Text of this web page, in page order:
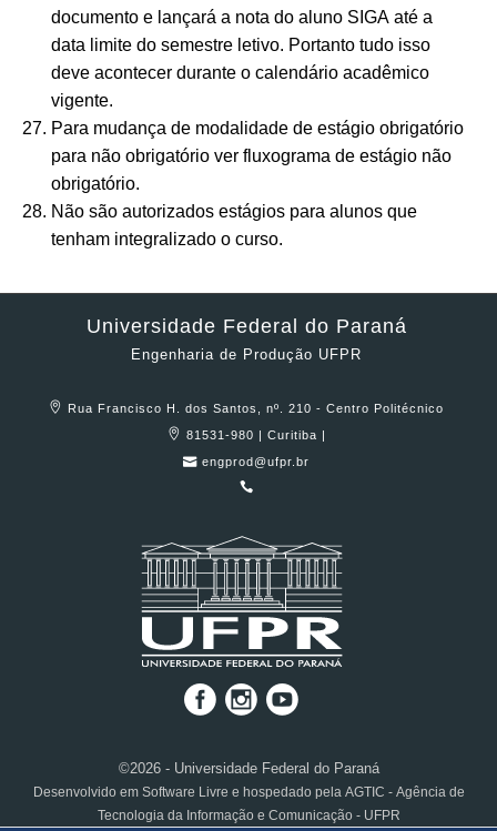
documento e lançará a nota do aluno SIGA até a
data limite do semestre letivo. Portanto tudo isso
deve acontecer durante o calendário acadêmico
vigente.
Para mudança de modalidade de estágio obrigatório
para não obrigatório ver fluxograma de estágio não
obrigatório.
Não são autorizados estágios para alunos que
tenham integralizado o curso.
Universidade Federal do Paraná
Engenharia de Produção UFPR
Rua Francisco H. dos Santos, nº. 210 - Centro Politécnico
81531-980 | Curitiba |
engprod@ufpr.br
©2026 - Universidade Federal do Paraná
Desenvolvido em Software Livre e hospedado pela AGTIC - Agência de
Tecnologia da Informação e Comunicação - UFPR